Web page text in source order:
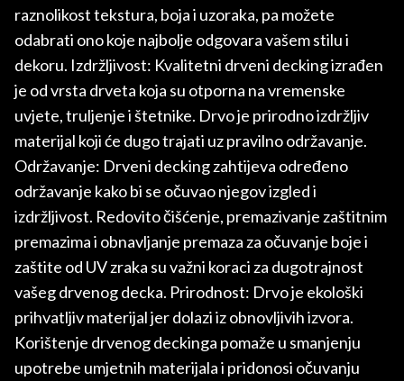
raznolikost tekstura, boja i uzoraka, pa možete
odabrati ono koje najbolje odgovara vašem stilu i
dekoru. Izdržljivost: Kvalitetni drveni decking izrađen
je od vrsta drveta koja su otporna na vremenske
uvjete, truljenje i štetnike. Drvo je prirodno izdržljiv
materijal koji će dugo trajati uz pravilno održavanje.
Održavanje: Drveni decking zahtijeva određeno
održavanje kako bi se očuvao njegov izgled i
izdržljivost. Redovito čišćenje, premazivanje zaštitnim
premazima i obnavljanje premaza za očuvanje boje i
zaštite od UV zraka su važni koraci za dugotrajnost
vašeg drvenog decka. Prirodnost: Drvo je ekološki
prihvatljiv materijal jer dolazi iz obnovljivih izvora.
Korištenje drvenog deckinga pomaže u smanjenju
upotrebe umjetnih materijala i pridonosi očuvanju